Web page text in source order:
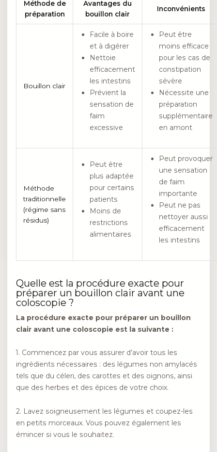
Méthode de
préparation
Avantages du
bouillon clair
Inconvénients
Bouillon clair
Facile à boire
et à digérer
Nettoie
efficacement
les intestins
Prévient la
sensation de
faim
excessive
Peut être
moins efficace
pour les cas de
constipation
sévère
Nécessite une
préparation
supplémentaire
en amont
Méthode
traditionnelle
(régime sans
résidus)
Peut être
plus adaptée
pour certains
patients
Moins de
restrictions
alimentaires
Peut provoquer
une sensation
de faim
importante
Peut ne pas
nettoyer aussi
efficacement
les intestins
Quelle est la procédure exacte pour
préparer un bouillon clair avant une
coloscopie ?
La procédure exacte pour préparer un bouillon
clair avant une coloscopie est la suivante :
1. Commencez par vous assurer d’avoir tous les
ingrédients nécessaires : des légumes non amylacés
tels que du céleri, des carottes et des oignons, ainsi
que des herbes et des épices de votre choix.
2. Lavez soigneusement les légumes et coupez-les
en petits morceaux. Vous pouvez également les
émincer si vous le souhaitez.